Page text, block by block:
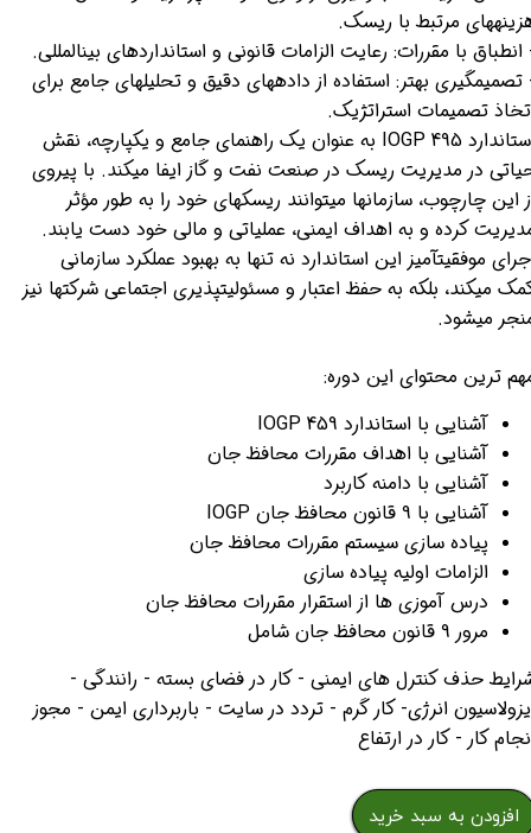
مرتبط با ریسک.
با مقررات: رعایت الزامات قانونی و استانداردهای بینالمللی.
تصمیمگیری بهتر: استفاده از دادههای دقیق و تحلیلهای جامع برای
تصمیمات استراتژیک.
استاندارد IOGP 495 به عنوان یک راهنمای جامع و یکپارچه، نقش
در مدیریت ریسک در صنعت نفت و گاز ایفا میکند. با پیروی
این چارچوب، سازمانها میتوانند ریسکهای خود را به طور مؤثر
کرده و به اهداف ایمنی، عملیاتی و مالی خود دست یابند.
موفقیتآمیز این استاندارد نه تنها به بهبود عملکرد سازمانی
میکند، بلکه به حفظ اعتبار و مسئولیتپذیری اجتماعی شرکتها نیز
میشود.
ترین محتوای این دوره:
آشنایی با استاندارد IOGP 459
آشنایی با اهداف مقررات محافظ جان
آشنایی با دامنه کاربرد
آشنایی با 9 قانون محافظ جان IOGP
پیاده سازی سیستم مقررات محافظ جان
الزامات اولیه پیاده سازی
درس آموزی ها از استقرار مقررات محافظ جان
مرور 9 قانون محافظ جان شامل
حذف کنترل های ایمنی - کار در فضای بسته - رانندگی -
انرژی- کار گرم - تردد در سایت - باربرداری ایمن - مجوز
کار - کار در ارتفاع
افزودن به سبد خرید